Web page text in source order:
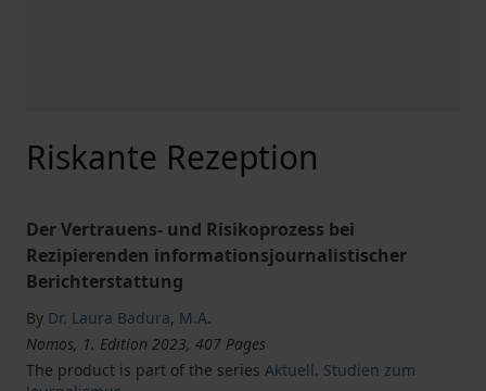
Riskante Rezeption
Der Vertrauens- und Risikoprozess bei
Rezipierenden informationsjournalistischer
Berichterstattung
By Dr. Laura Badura, M.A.
Nomos, 1. Edition 2023, 407 Pages
The product is part of the series Aktuell. Studien zum